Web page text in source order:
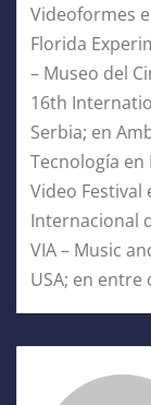
Videoformes
Florida
– Museo del
16th
Serbia; en
Tecnología en
Video Festival
Internacional
VIA – Music
USA; en entre